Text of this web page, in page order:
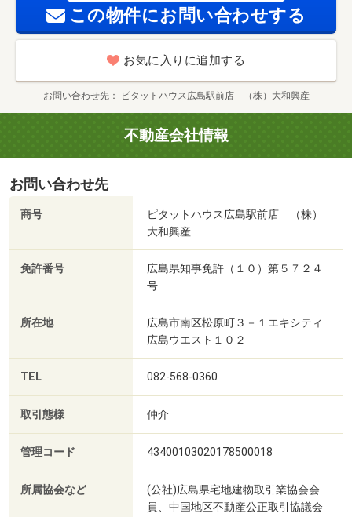
この物件にお問い合わせする
お気に入りに追加する
お問い合わせ先 ピタットハウス広島駅前店 （株）大和興産
不動産会社情報
お問い合わせ先
商号
ピタットハウス広島駅前店 （株）
大和興産
免許番号
広島県知事免許（１０）第５７２４
号
所在地
広島市南区松原町３－１エキシティ
広島ウエスト１０２
TEL 082-568-0360
取引態様 仲介
管理コード 43400103020178500018
所属協会など
(公社)広島県宅地建物取引業協会会
員、中国地区不動産公正取引協議会